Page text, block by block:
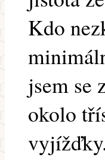
Kdo
jsem se
okolo